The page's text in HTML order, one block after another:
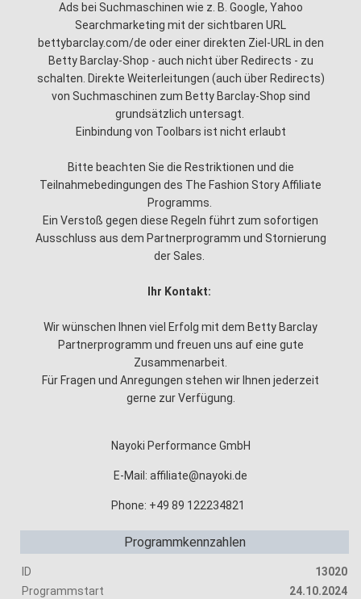
Ads bei Suchmaschinen wie z. B. Google, Yahoo
Searchmarketing mit der sichtbaren URL
bettybarclay.com/de oder einer direkten Ziel-URL in den
Betty Barclay-Shop - auch nicht über Redirects - zu
schalten. Direkte Weiterleitungen (auch über Redirects)
von Suchmaschinen zum Betty Barclay-Shop sind
grundsätzlich untersagt.
Einbindung von Toolbars ist nicht erlaubt
Bitte beachten Sie die Restriktionen und die
Teilnahmebedingungen des The Fashion Story Affiliate
Programms.
Ein Verstoß gegen diese Regeln führt zum sofortigen
Ausschluss aus dem Partnerprogramm und Stornierung
der Sales.
Ihr Kontakt:
Wir wünschen Ihnen viel Erfolg mit dem Betty Barclay
Partnerprogramm und freuen uns auf eine gute
Zusammenarbeit.
Für Fragen und Anregungen stehen wir Ihnen jederzeit
gerne zur Verfügung.
Nayoki Performance GmbH
E-Mail: affiliate@nayoki.de
Phone: +49 89 122234821
Programmkennzahlen
ID
13020
Programmstart
24.10.2024